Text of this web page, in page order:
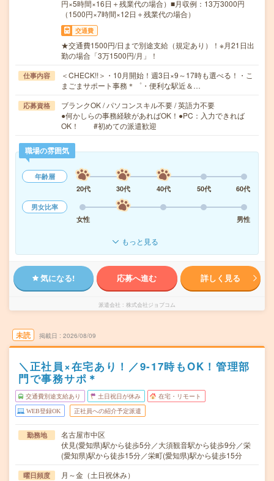
円×5時間×16日＋残業代の場合）■月収例：13万3000円
（1500円×7時間×12日＋残業代の場合）
交通費
★交通費1500円/日まで別途支給（規定あり）！※月21日出
勤の場合「3万1500円/月」！
仕事内容
＜CHECK!!＞・10月開始！週3日×9～17時も選べる！・こ
まごまサポート事務＊゜・便利な駅近＆…
応募資格
ブランクOK / パソコンスキル不要 / 英語力不要
●何かしらの事務経験があればOK！●PC：入力できれば
OK！ #初めての派遣歓迎
職場の雰囲気
年齢層
20代
30代 40代 50代
60代
男女比率
女性
男性
もっと見る
気になる! 応募へ進む 詳しく見る
派遣会社 株式会社ジョブコム
未読 掲載日 2026/08/09
＼正社員×在宅あり！／9-17時もOK！管理部
門で事務サポ＊
交通費別途支給あり 土日祝日が休み 在宅・リモート
WEB登録OK 正社員への紹介予定派遣
勤務地
名古屋市中区
伏見(愛知県)駅から徒歩5分／大須観音駅から徒歩9分／栄
(愛知県)駅から徒歩15分／栄町(愛知県)駅から徒歩15分
曜日頻度 月～金（土日祝休み）